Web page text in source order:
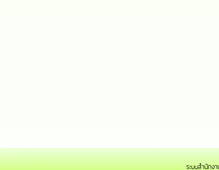
ระบบสำนักง